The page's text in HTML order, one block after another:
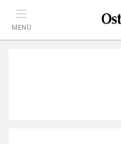
MENÜ